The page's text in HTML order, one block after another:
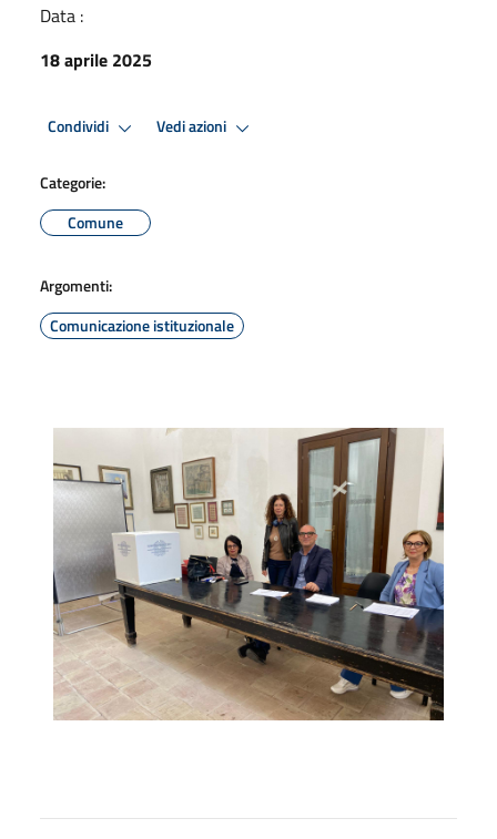
Data :
18 aprile 2025
Condividi Vedi azioni
Categorie:
Comune
Argomenti:
Comunicazione istituzionale